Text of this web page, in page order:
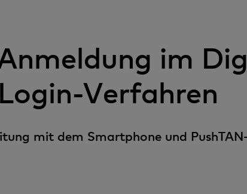
im
Verfahren
mit dem Smartphone und